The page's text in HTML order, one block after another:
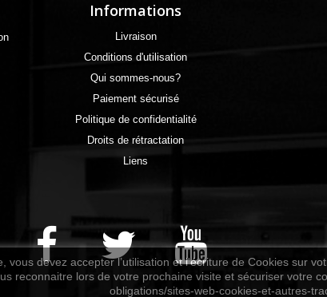
Informations
Livraison
Conditions d'utilisation
Qui sommes-nous?
Paiement sécurisé
Politique de confidentialité
Droits de rétractation
Liens
vous devez accepter l’utilisation et l'écriture de Cookies sur
reconnaitre lors de votre prochaine visite et sécuriser votre
obligations/sites-web-cookies-et-autres-